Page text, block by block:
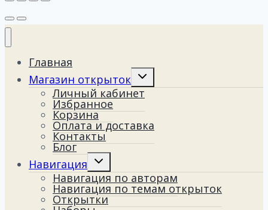
Главная
Магазин открыток
Переключить
меню
Личный кабинет
Избранное
Корзина
Оплата и доставка
Контакты
Блог
Навигация
Переключить
меню
Навигация по авторам
Навигация по темам открыток
Открытки